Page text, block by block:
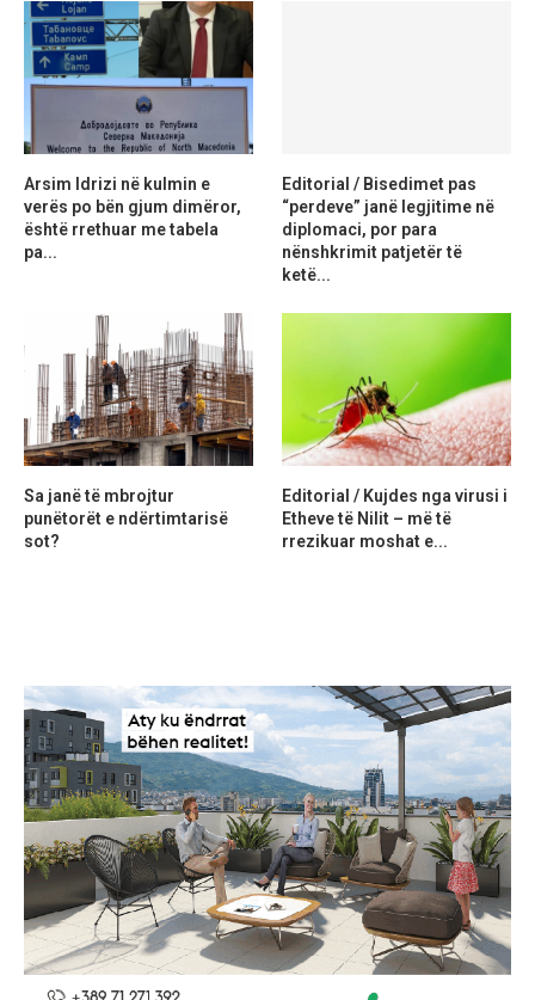
Arsim Idrizi në kulmin e
verës po bën gjum dimëror,
është rrethuar me tabela
pa...
Editorial / Bisedimet pas
“perdeve” janë legjitime në
diplomaci, por para
nënshkrimit patjetër të
ketë...
Sa janë të mbrojtur
punëtorët e ndërtimtarisë
sot?
Editorial / Kujdes nga virusi i
Etheve të Nilit – më të
rrezikuar moshat e...